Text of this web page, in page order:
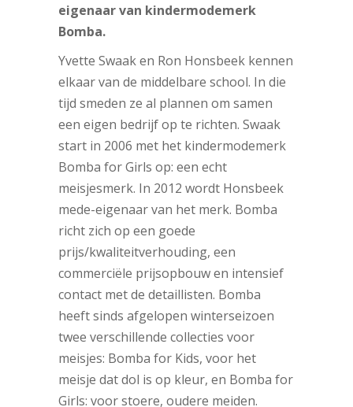
eigenaar van kindermodemerk
Bomba.
Yvette Swaak en Ron Honsbeek kennen
elkaar van de middelbare school. In die
tijd smeden ze al plannen om samen
een eigen bedrijf op te richten. Swaak
start in 2006 met het kindermodemerk
Bomba for Girls op: een echt
meisjesmerk. In 2012 wordt Honsbeek
mede-eigenaar van het merk. Bomba
richt zich op een goede
prijs/kwaliteitverhouding, een
commerciële prijsopbouw en intensief
contact met de detaillisten. Bomba
heeft sinds afgelopen winterseizoen
twee verschillende collecties voor
meisjes: Bomba for Kids, voor het
meisje dat dol is op kleur, en Bomba for
Girls: voor stoere, oudere meiden.